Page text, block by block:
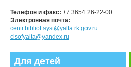
Телефон и факс: +7 3654 26-22-00
Электронная почта:
centr.bibliot.syst@yalta.rk.gov.ru
clsofyalta@yandex.ru
Для детей